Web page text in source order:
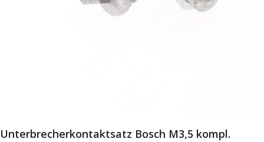
Unterbrecherkontaktsatz Bosch M3,5 kompl.